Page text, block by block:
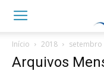
Início 2018 setembro
Arquivos